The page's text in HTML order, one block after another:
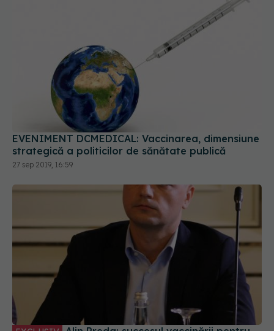
EVENIMENT DCMEDICAL: Vaccinarea, dimensiune
strategică a politicilor de sănătate publică
27 sep 2019, 16:59
EXCLUSIV
populația tânără a rezultat într-o scădere
dramatică a mortalității